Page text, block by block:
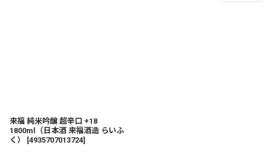
来福 純米吟醸 超辛口 +18
1800ml（日本酒 来福酒造 らいふ
く）
[4935707013724]